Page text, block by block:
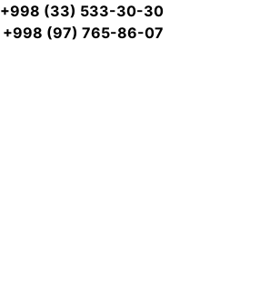
+998 (33) 533-30-30
+998 (97) 765-86-07